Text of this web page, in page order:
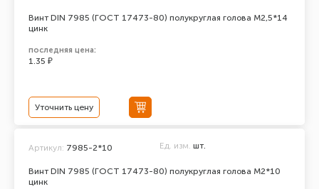
Винт DIN 7985 (ГОСТ 17473-80) полукруглая голова М2,5*14
цинк
последняя цена:
1.35 ₽
Уточнить цену
Винт DIN 7985 (ГОСТ 17473-80) полукруглая голова М2*10
цинк
Артикул: 7985-2*10 Ед. изм. шт.